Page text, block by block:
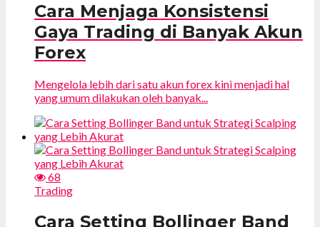
Cara Menjaga Konsistensi
Gaya Trading di Banyak Akun
Forex
Mengelola lebih dari satu akun forex kini menjadi hal
yang umum dilakukan oleh banyak...
68
Trading
Cara Setting Bollinger Band